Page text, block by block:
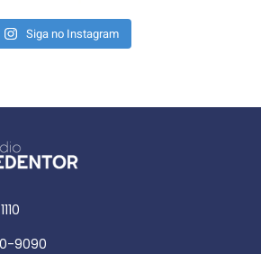
Siga no Instagram
9090